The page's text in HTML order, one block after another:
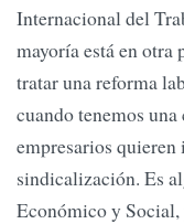
Internacional del
mayoría está en otra
tratar una reforma
cuando tenemos
empresarios
sindicalización. Es
Económico y Social,